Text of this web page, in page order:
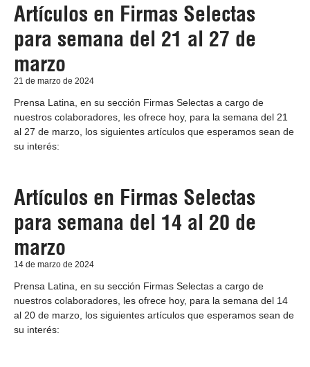
Artículos en Firmas Selectas
para semana del 21 al 27 de
marzo
21 de marzo de 2024
Prensa Latina, en su sección Firmas Selectas a cargo de
nuestros colaboradores, les ofrece hoy, para la semana del 21
al 27 de marzo, los siguientes artículos que esperamos sean de
su interés:
Artículos en Firmas Selectas
para semana del 14 al 20 de
marzo
14 de marzo de 2024
Prensa Latina, en su sección Firmas Selectas a cargo de
nuestros colaboradores, les ofrece hoy, para la semana del 14
al 20 de marzo, los siguientes artículos que esperamos sean de
su interés: